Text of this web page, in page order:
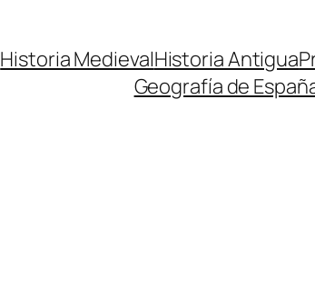
Historia MedievalHistoria Antigua
Geografía de